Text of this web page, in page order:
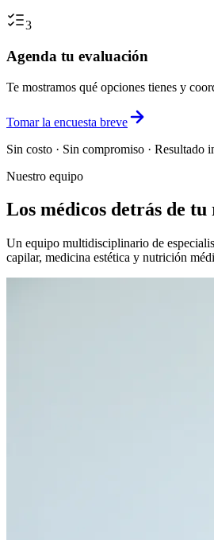
3
Agenda tu evaluación
Te mostramos qué opciones tienes y
Tomar la encuesta breve
Sin costo · Sin compromiso · Resultado
Nuestro equipo
Los médicos detrás de tu
Un equipo multidisciplinario de
capilar, medicina estética y nutrición